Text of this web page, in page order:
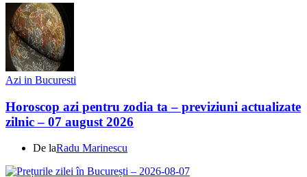
Azi in Bucuresti
Horoscop azi pentru zodia ta – previziuni actualizate
zilnic – 07 august 2026
De laRadu Marinescu